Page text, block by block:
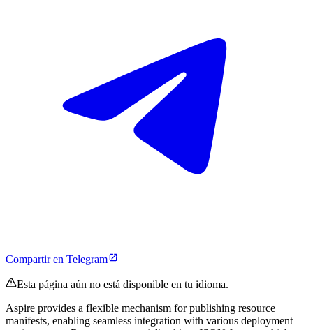
Compartir en Telegram
Esta página aún no está disponible en tu idioma.
Aspire provides a flexible mechanism for publishing resource
manifests, enabling seamless integration with various deployment